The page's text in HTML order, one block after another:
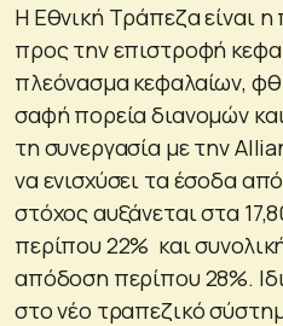
Η Εθνική Τράπεζα είναι
προς την επιστροφή
πλεόνασμα κεφαλαίων,
σαφή πορεία διανομών
τη συνεργασία με την
να ενισχύσει τα έσοδα
στόχος αυξάνεται στα
περίπου 22% και
απόδοση περίπου 28%.
στο νέο τραπεζικό